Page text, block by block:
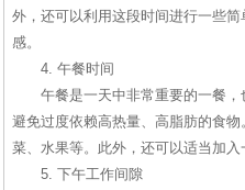
外，还可以利用这段时间进行一些
感。
4. 午餐时间
午餐是一天中非常重要的一餐
避免过度依赖高热量、高脂肪的食
菜、水果等。此外，还可以适当加
5. 下午工作间隙